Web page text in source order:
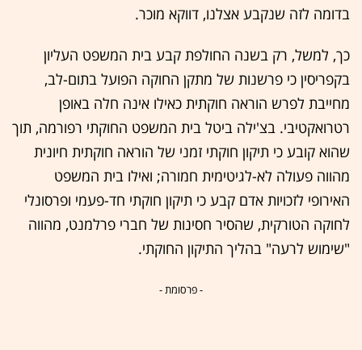
בדומה לזה שנקבע אצלנו, דווקא מוכר.
כך, למשל, רק בשנה החולפת קבע בית המשפט העליון
בקפריסין כי פרשנות של מתקן החוקה הפועל בתום-לב,
מחייבת לפרש הוראה חוקתית כאילו אינה חלה באופן
רטרואקטיבי. בצ'ילה ביטל בית המשפט החוקתי רפורמה, תוך
שהוא קובע כי תיקון חוקתי זמני של הוראה חוקתית חיונית
מהווה פעולה לא-לגיטימית חמורה; ואילו בית המשפט
האירופי לזכויות אדם קבע כי תיקון חוקתי חד-פעמי ופרסונלי
לחוקה הטורקית, שהסיר חסינות של חברי פרלמנט, מהווה
"שימוש לרעה" בהליך התיקון החוקתי.
- פרסומת -